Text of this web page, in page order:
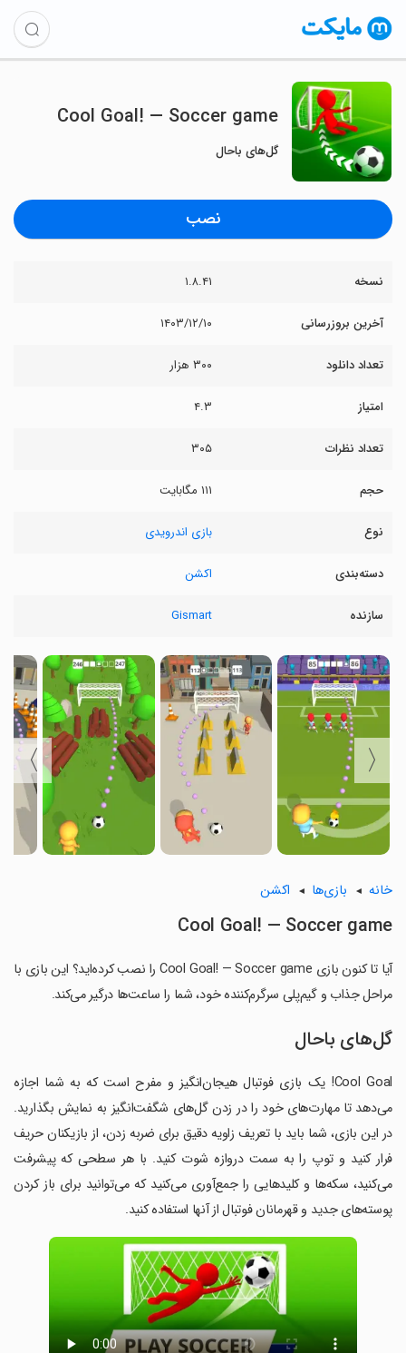
Cool Goal! — Soccer game
گل‌های باحال
نصب
نسخه ۱.۸.۴۱
آخرین بروزرسانی ۱۴۰۳/۱۲/۱۰
تعداد دانلود ۳۰۰ هزار
امتیاز ۴.۳
تعداد نظرات ۳۰۵
حجم ۱۱۱ مگابایت
نوع بازی اندرویدی
دسته‌بندی اکشن
سازنده Gismart
〈
〉
خانه بازی‌ها اکشن
Cool Goal! — Soccer game
آیا تا کنون بازی Cool Goal! — Soccer game را نصب کرده‌اید؟ این بازی با
مراحل جذاب و گیم‌پلی سرگرم‌کننده خود، شما را ساعت‌ها درگیر می‌کند.
گل‌های باحال
Cool Goal! یک بازی فوتبال هیجان‌انگیز و مفرح است که به شما اجازه
می‌دهد تا مهارت‌های خود را در زدن گل‌های شگفت‌انگیز به نمایش بگذارید.
در این بازی، شما باید با تعریف زاویه دقیق برای ضربه زدن، از بازیکنان حریف
فرار کنید و توپ را به سمت دروازه شوت کنید. با هر سطحی که پیشرفت
می‌کنید، سکه‌ها و کلیدهایی را جمع‌آوری می‌کنید که می‌توانید برای باز کردن
پوسته‌های جدید و قهرمانان فوتبال از آنها استفاده کنید.